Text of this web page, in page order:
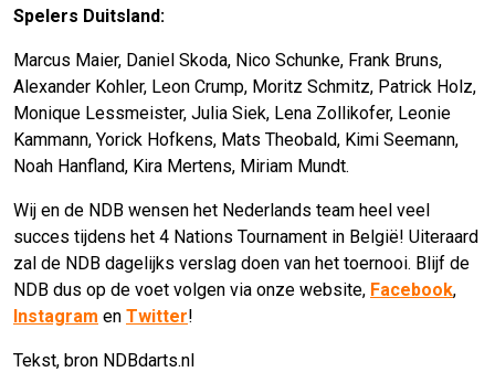
Spelers Duitsland:
Marcus Maier, Daniel Skoda, Nico Schunke, Frank Bruns,
Alexander Kohler, Leon Crump, Moritz Schmitz, Patrick Holz,
Monique Lessmeister, Julia Siek, Lena Zollikofer, Leonie
Kammann, Yorick Hofkens, Mats Theobald, Kimi Seemann,
Noah Hanfland, Kira Mertens, Miriam Mundt.
Wij en de NDB wensen het Nederlands team heel veel
succes tijdens het 4 Nations Tournament in België! Uiteraard
zal de NDB dagelijks verslag doen van het toernooi. Blijf de
NDB dus op de voet volgen via onze website, Facebook,
Instagram en Twitter!
Tekst, bron NDBdarts.nl